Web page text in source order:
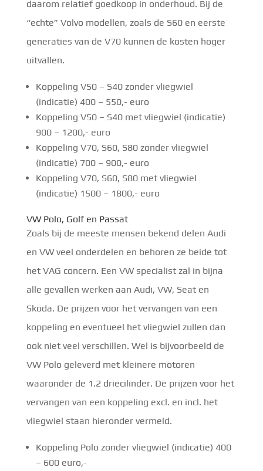
daarom relatief goedkoop in onderhoud. Bij de
“echte” Volvo modellen, zoals de S60 en eerste
generaties van de V70 kunnen de kosten hoger
uitvallen.
Koppeling V50 – S40 zonder vliegwiel
(indicatie) 400 – 550,- euro
Koppeling V50 – S40 met vliegwiel (indicatie)
900 – 1200,- euro
Koppeling V70, S60, S80 zonder vliegwiel
(indicatie) 700 – 900,- euro
Koppeling V70, S60, S80 met vliegwiel
(indicatie) 1500 – 1800,- euro
VW Polo, Golf en Passat
Zoals bij de meeste mensen bekend delen Audi
en VW veel onderdelen en behoren ze beide tot
het VAG concern. Een VW specialist zal in bijna
alle gevallen werken aan Audi, VW, Seat en
Skoda. De prijzen voor het vervangen van een
koppeling en eventueel het vliegwiel zullen dan
ook niet veel verschillen. Wel is bijvoorbeeld de
VW Polo geleverd met kleinere motoren
waaronder de 1.2 driecilinder. De prijzen voor het
vervangen van een koppeling excl. en incl. het
vliegwiel staan hieronder vermeld.
Koppeling Polo zonder vliegwiel (indicatie) 400
– 600 euro,-